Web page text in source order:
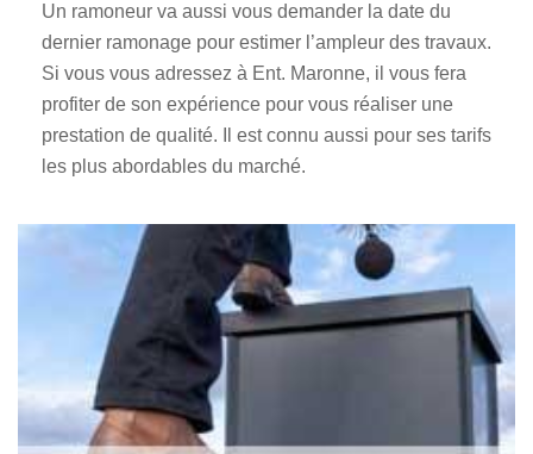
Un ramoneur va aussi vous demander la date du
dernier ramonage pour estimer l’ampleur des travaux.
Si vous vous adressez à Ent. Maronne, il vous fera
profiter de son expérience pour vous réaliser une
prestation de qualité. Il est connu aussi pour ses tarifs
les plus abordables du marché.